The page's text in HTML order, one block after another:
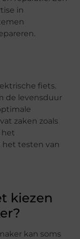
in
fiets.
de levensduur
zaken zoals
het
testen van
kiezen
kan soms